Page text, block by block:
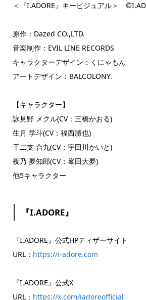
＜『I.ADORE』キービジュアル＞
原作：Dazed CO.,LTD.
音楽制作：EVIL LINE RECORDS
キャラクターデザイン：くにゃもん
アートデザイン：BALCOLONY.
【キャラクター】
詠見野 メクル(CV：三橋かおる)
生月 学斗(CV：福西勝也)
干二支 合九(CV：宇田川かいと)
夜乃 夢知郎(CV：峯田大夢)
他5キャラクター
『I.ADORE』
『I.ADORE』公式HPティザーサイト
URL： https://i-adore.com
『I.ADORE』公式X
URL： https://x.com/iadoreofficial